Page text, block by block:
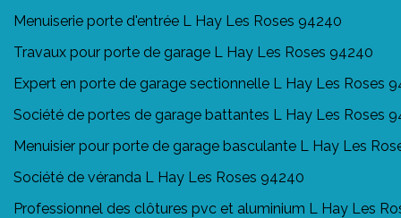
Menuiserie porte d'entrée L Hay Les Roses 94240
Travaux pour porte de garage L Hay Les Roses 94240
Expert en porte de garage sectionnelle L Hay Les Roses
Société de portes de garage battantes L Hay Les Roses
Menuisier pour porte de garage basculante L Hay Les
Société de véranda L Hay Les Roses 94240
Professionnel des clôtures pvc et aluminium L Hay Les